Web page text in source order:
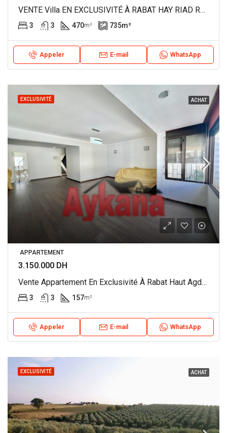
VENTE Villa EN EXCLUSIVITÉ À RABAT HAY RIAD REF 4363
3 3 470m² 735m²
Appeler E-mail WhatsApp
EXCLUSIVITÉ ACHAT
APPARTEMENT
3.150.000 DH
Vente Appartement En Exclusivité À Rabat Haut Agdal REF 4346
3 3 157m²
Appeler E-mail WhatsApp
EXCLUSIVITÉ ACHAT